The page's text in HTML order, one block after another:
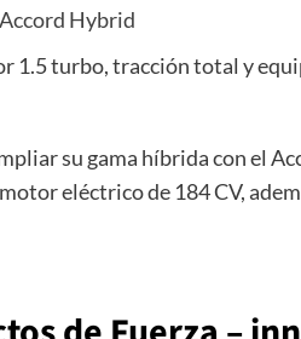
Hybrid
1.5 turbo, tracción total y
su gama híbrida con el
eléctrico de 184 CV,